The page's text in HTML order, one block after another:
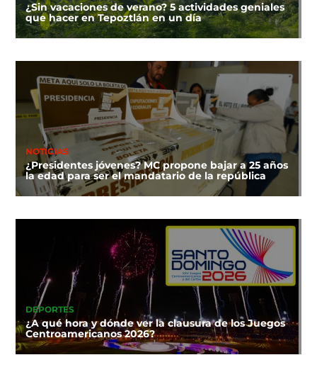
¿Sin vacaciones de verano? 5 actividades geniales
que hacer en Tepoztlán en un día
NOTICIAS
¿Presidentes jóvenes? MC propone bajar a 25 años
la edad para ser el mandatario de la república
DEPORTES
¿A qué hora y dónde ver la clausura de los Juegos
Centroamericanos 2026?